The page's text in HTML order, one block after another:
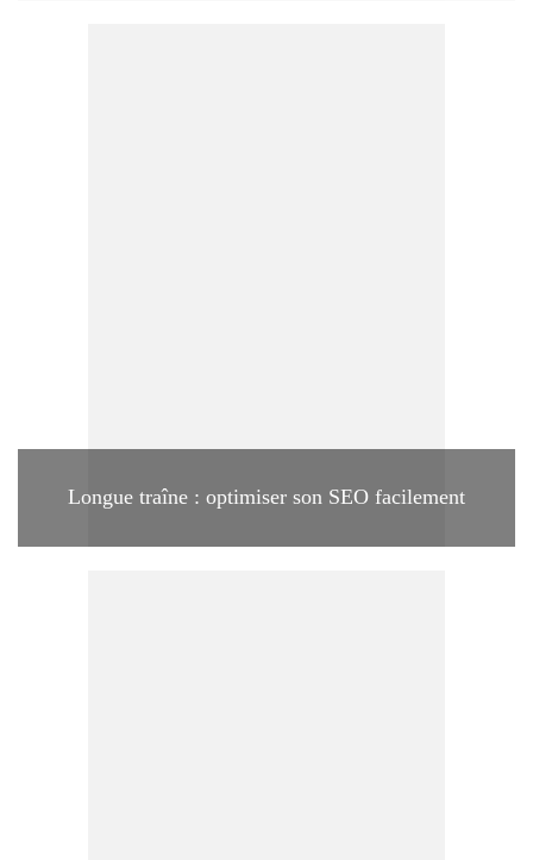
Longue traîne : optimiser son SEO facilement